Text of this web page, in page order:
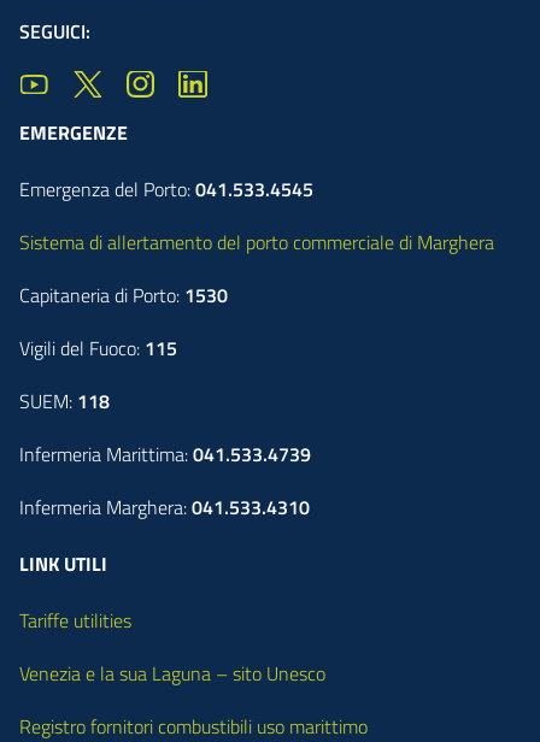
SEGUICI:
EMERGENZE
Emergenza del Porto:041.533.4545
Sistema di allertamento del porto commerciale di Marghera
Capitaneria di Porto: 1530
Vigili del Fuoco: 115
SUEM: 118
Infermeria Marittima:041.533.4739
Infermeria Marghera:041.533.4310
LINK UTILI
Tariffe utilities
Venezia e la sua Laguna – sito Unesco
Registro fornitori combustibili uso marittimo